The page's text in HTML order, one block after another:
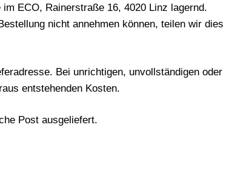
ECO, Rainerstraße 16, 4020 Linz lagernd.
nicht annehmen können, teilen wir dies
Bei unrichtigen, unvollständigen oder
entstehenden Kosten.
Post ausgeliefert.